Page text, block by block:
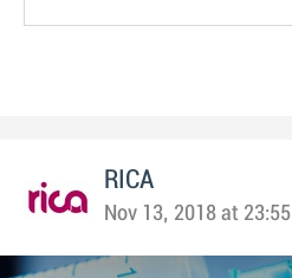
RICA
Nov 13, 2018 at 23:55